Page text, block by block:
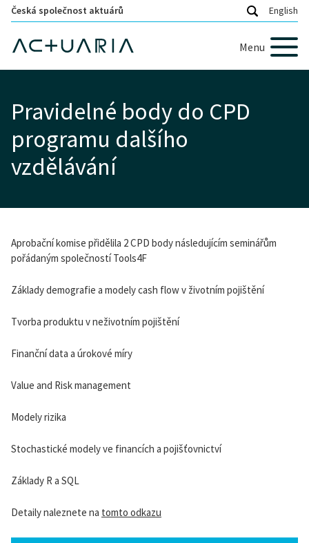
Česká společnost aktuárů English
Menu
Pravidelné body do CPD
programu dalšího
vzdělávání
Aprobační komise přidělila 2 CPD body následujícím seminářům
pořádaným společností Tools4F
Základy demografie a modely cash flow v životním pojištění
Tvorba produktu v neživotním pojištění
Finanční data a úrokové míry
Value and Risk management
Modely rizika
Stochastické modely ve financích a pojišťovnictví
Základy R a SQL
Detaily naleznete na tomto odkazu